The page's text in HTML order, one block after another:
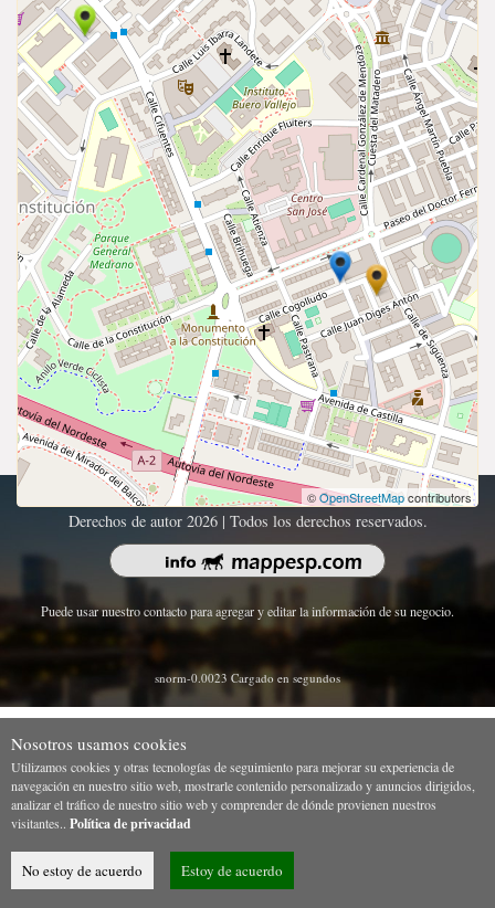
©OpenStreetMapcontributors
Derechos de autor 2026 | Todos los derechos reservados.
Puede usar nuestro contacto para agregar y editar la información de su negocio.
snorm-0.0023 Cargado en segundos
Nosotros usamos cookies
Utilizamos cookies y otras tecnologías de seguimiento para mejorar su experiencia de
navegación en nuestro sitio web, mostrarle contenido personalizado y anuncios dirigidos,
analizar el tráfico de nuestro sitio web y comprender de dónde provienen nuestros
visitantes.. Política de privacidad
No estoy de acuerdo Estoy de acuerdo